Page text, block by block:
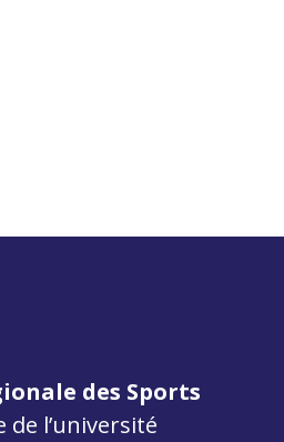
des Sports
de l’université